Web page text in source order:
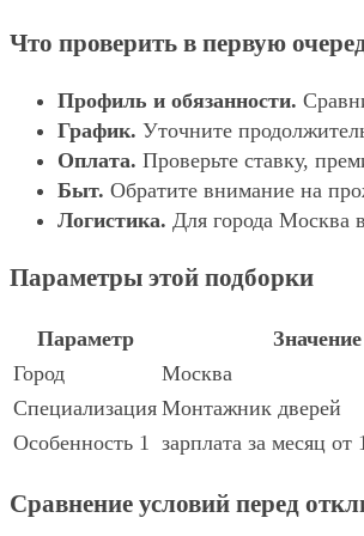
Что проверить в первую
Профиль и обязанности.
График. Уточните
Оплата. Проверьте ставку,
Быт. Обратите внимание на
Логистика. Для города Москва
Параметры этой подборки
Параметр Значение
Город
Москва
Специализация Монтажник дверей
Особенность 1 зарплата за месяц от
Сравнение условий перед